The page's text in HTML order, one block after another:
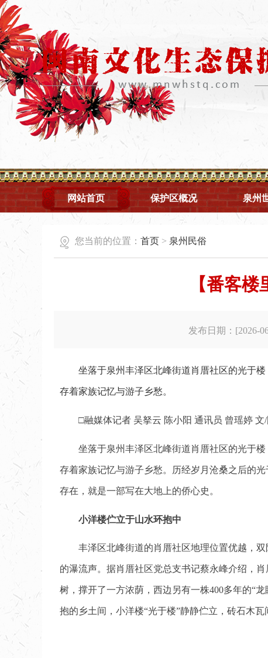
网站首页 保护区概况 泉州
您当前的位置： 首页 > 泉州民俗
【番客
发布日期：[2026-
坐落于泉州丰泽区北峰街道肖厝社区的光于
存着家族记忆与游子乡愁。
□融媒体记者 吴拏云 陈小阳 通讯员 曾瑶婷 文/
坐落于泉州丰泽区北峰街道肖厝社区的光于
存着家族记忆与游子乡愁。历经岁月沧桑之后的
存在，就是一部写在大地上的侨心史。
小洋楼伫立于山水环抱中
丰泽区北峰街道的肖厝社区地理位置优越，
的瀑流声。据肖厝社区党总支书记蔡永峰介绍，
树，撑开了一方浓荫，西边另有一株400多年的“
抱的乡土间，小洋楼“光于楼”静静伫立，砖石木瓦